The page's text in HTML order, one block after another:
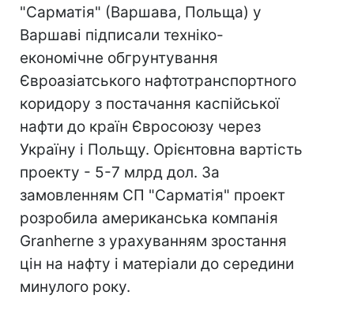
"Сарматія" (Варшава, Польща) у
Варшаві підписали техніко-
економічне обгрунтування
Євроазіатського нафтотранспортного
коридору з постачання каспійської
нафти до країн Євросоюзу через
Україну і Польщу. Орієнтовна вартість
проекту - 5-7 млрд дол. За
замовленням СП "Сарматія" проект
розробила американська компанія
Granherne з урахуванням зростання
цін на нафту і матеріали до середини
минулого року.